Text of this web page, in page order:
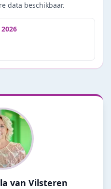
data beschikbaar.
van Vilsteren